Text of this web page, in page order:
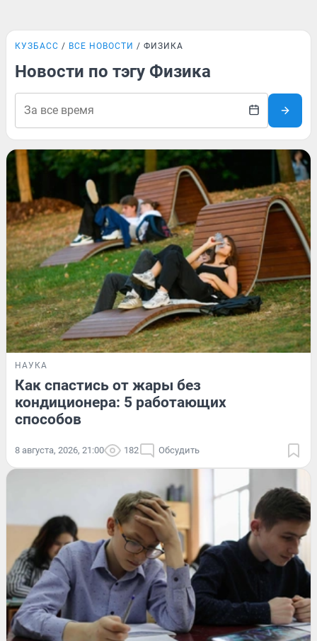
КУЗБАСС ВСЕ НОВОСТИ ФИЗИКА
Новости по тэгу Физика
НАУКА
Как спастись от жары без
кондиционера: 5 работающих
способов
8 августа, 2026, 21:00 182 Обсудить